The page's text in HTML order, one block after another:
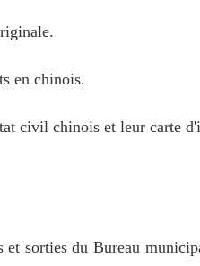
en chinois.
civil chinois et leur carte
sorties du Bureau